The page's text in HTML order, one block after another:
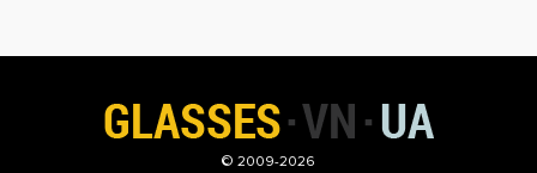
© 2009-2026